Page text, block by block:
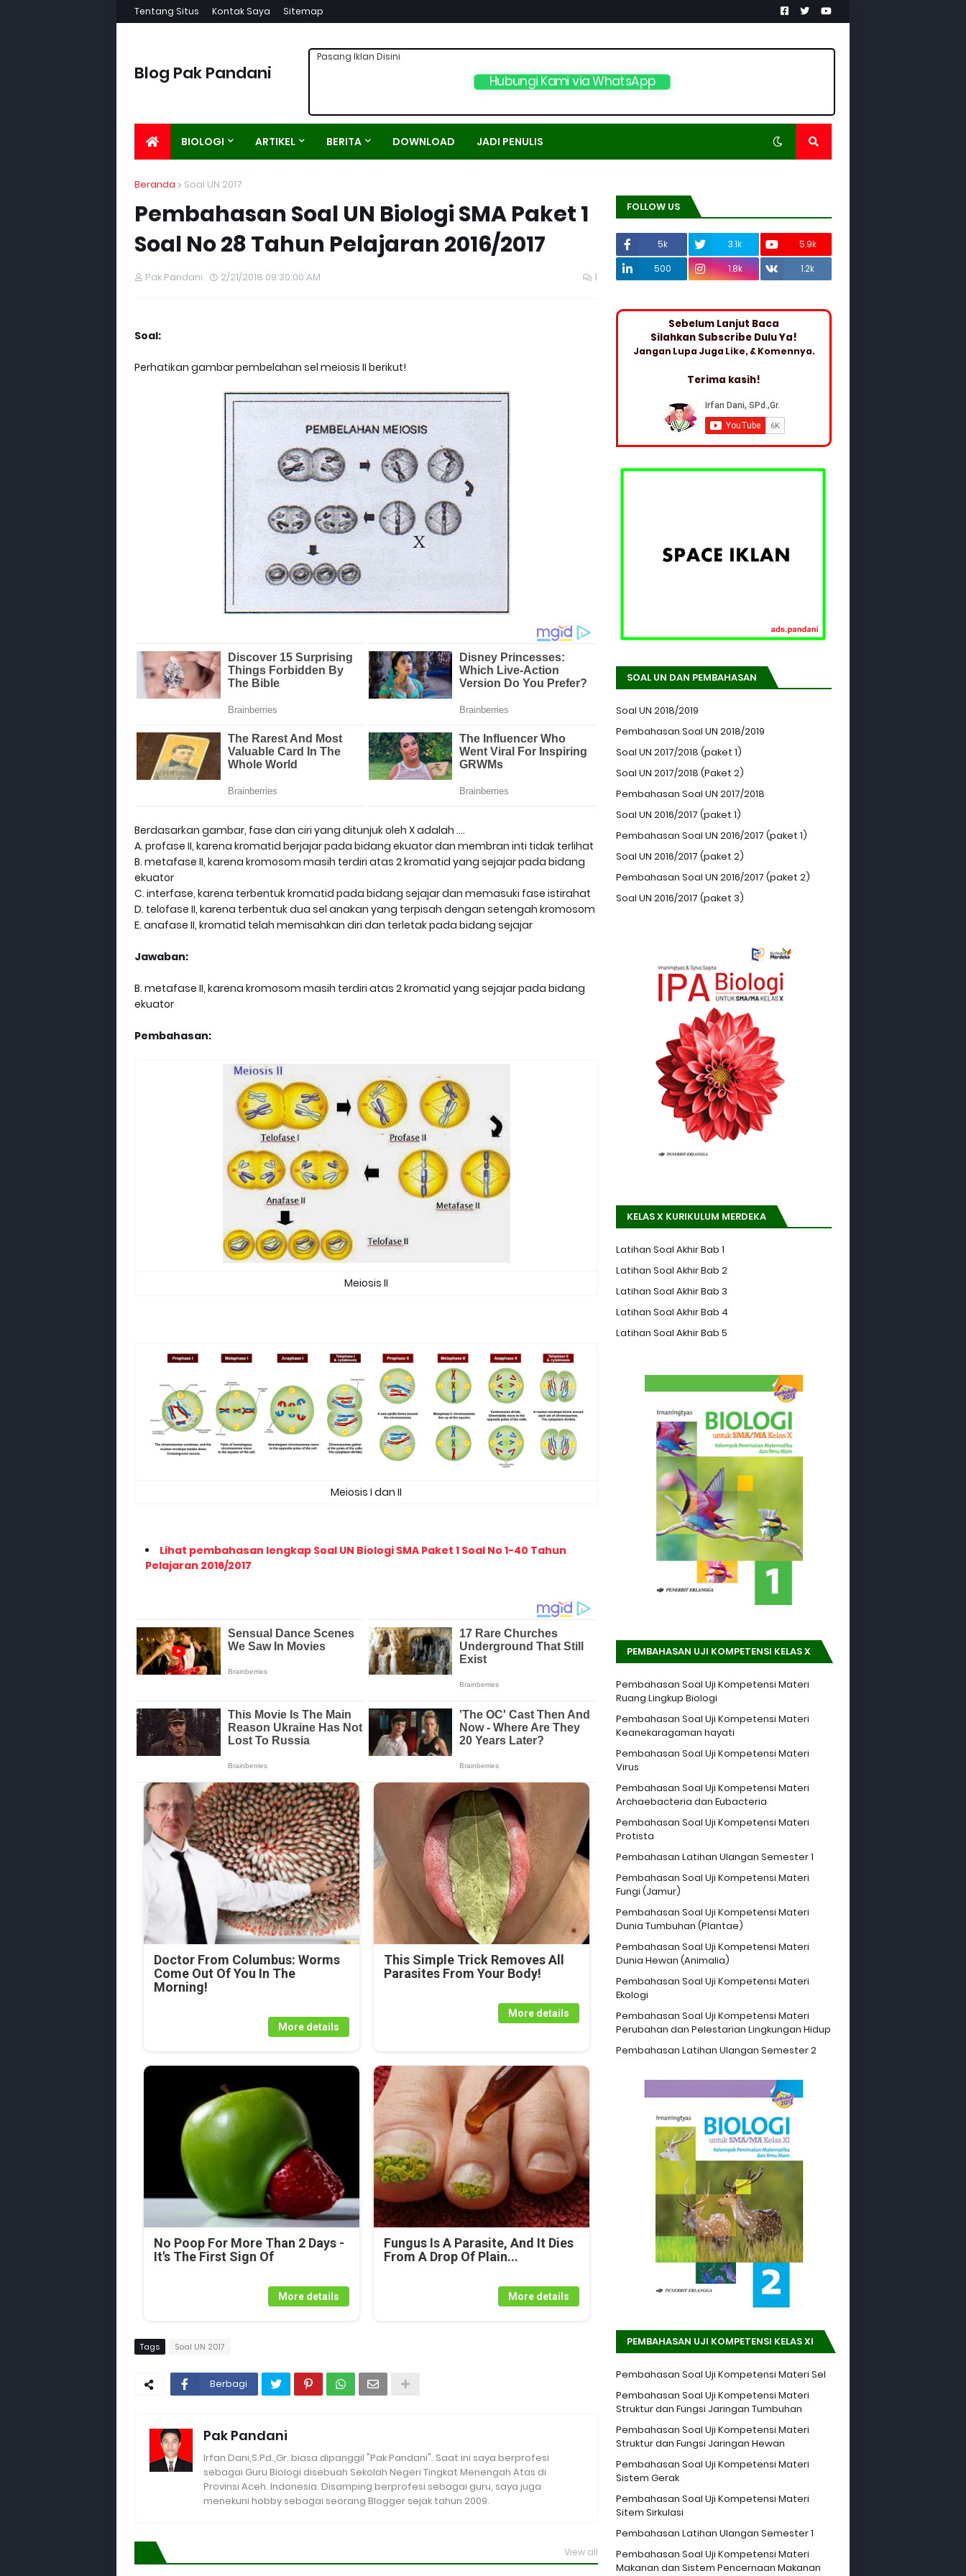
Tentang Situs Kontak Saya Sitemap
Blog Pak Pandani Hubungi Kami via WhatsApp
Pasang Iklan Disini
BIOLOGI ARTIKEL BERITA DOWNLOAD JADI PENULIS
Beranda Soal UN 2017
Pembahasan Soal UN Biologi SMA Paket 1
Soal No 28 Tahun Pelajaran 2016/2017
Pak Pandani 2/21/2018 09:30:00 AM 1
Soal:
Perhatikan gambar pembelahan sel meiosis II berikut!
Berdasarkan gambar, fase dan ciri yang ditunjuk oleh X adalah ….
A. profase II, karena kromatid berjajar pada bidang ekuator dan membran inti tidak terlihat
B. metafase II, karena kromosom masih terdiri atas 2 kromatid yang sejajar pada bidang
ekuator
C. interfase, karena terbentuk kromatid pada bidang sejajar dan memasuki fase istirahat
D. telofase II, karena terbentuk dua sel anakan yang terpisah dengan setengah kromosom
E. anafase II, kromatid telah memisahkan diri dan terletak pada bidang sejajar
Jawaban:
B. metafase II, karena kromosom masih terdiri atas 2 kromatid yang sejajar pada bidang
ekuator
Pembahasan:
Meiosis II
Meiosis I dan II
Lihat pembahasan lengkap Soal UN Biologi SMA Paket 1 Soal No 1-40 Tahun
Pelajaran 2016/2017
Doctor From Columbus: Worms
Come Out Of You In The
Morning!
More details
This Simple Trick Removes All
Parasites From Your Body!
More details
No Poop For More Than 2 Days -
It's The First Sign Of
More details
Fungus Is A Parasite, And It Dies
From A Drop Of Plain...
More details
Tags Soal UN 2017
Berbagi
Pak Pandani
Irfan Dani,S.Pd.,Gr. biasa dipanggil "Pak Pandani". Saat ini saya berprofesi
sebagai Guru Biologi disebuah Sekolah Negeri Tingkat Menengah Atas di
Provinsi Aceh. Indonesia. Disamping berprofesi sebagai guru, saya juga
menekuni hobby sebagai seorang Blogger sejak tahun 2009.
View all
FOLLOW US
5k 3.1k
5.9k
500
1.8k 1.2k
Sebelum Lanjut Baca
Silahkan Subscribe Dulu Ya!
Jangan Lupa Juga Like, & Komennya.
Terima kasih!
SOAL UN DAN PEMBAHASAN
Soal UN 2018/2019
Pembahasan Soal UN 2018/2019
Soal UN 2017/2018 (paket 1)
Soal UN 2017/2018 (Paket 2)
Pembahasan Soal UN 2017/2018
Soal UN 2016/2017 (paket 1)
Pembahasan Soal UN 2016/2017 (paket 1)
Soal UN 2016/2017 (paket 2)
Pembahasan Soal UN 2016/2017 (paket 2)
Soal UN 2016/2017 (paket 3)
KELAS X KURIKULUM MERDEKA
Latihan Soal Akhir Bab 1
Latihan Soal Akhir Bab 2
Latihan Soal Akhir Bab 3
Latihan Soal Akhir Bab 4
Latihan Soal Akhir Bab 5
PEMBAHASAN UJI KOMPETENSI KELAS X
Pembahasan Soal Uji Kompetensi Materi
Ruang Lingkup Biologi
Pembahasan Soal Uji Kompetensi Materi
Keanekaragaman hayati
Pembahasan Soal Uji Kompetensi Materi
Virus
Pembahasan Soal Uji Kompetensi Materi
Archaebacteria dan Eubacteria
Pembahasan Soal Uji Kompetensi Materi
Protista
Pembahasan Latihan Ulangan Semester 1
Pembahasan Soal Uji Kompetensi Materi
Fungi (Jamur)
Pembahasan Soal Uji Kompetensi Materi
Dunia Tumbuhan (Plantae)
Pembahasan Soal Uji Kompetensi Materi
Dunia Hewan (Animalia)
Pembahasan Soal Uji Kompetensi Materi
Ekologi
Pembahasan Soal Uji Kompetensi Materi
Perubahan dan Pelestarian Lingkungan Hidup
Pembahasan Latihan Ulangan Semester 2
PEMBAHASAN UJI KOMPETENSI KELAS XI
Pembahasan Soal Uji Kompetensi Materi Sel
Pembahasan Soal Uji Kompetensi Materi
Struktur dan Fungsi Jaringan Tumbuhan
Pembahasan Soal Uji Kompetensi Materi
Struktur dan Fungsi Jaringan Hewan
Pembahasan Soal Uji Kompetensi Materi
Sistem Gerak
Pembahasan Soal Uji Kompetensi Materi
Sitem Sirkulasi
Pembahasan Latihan Ulangan Semester 1
Pembahasan Soal Uji Kompetensi Materi
Makanan dan Sistem Pencernaan Makanan